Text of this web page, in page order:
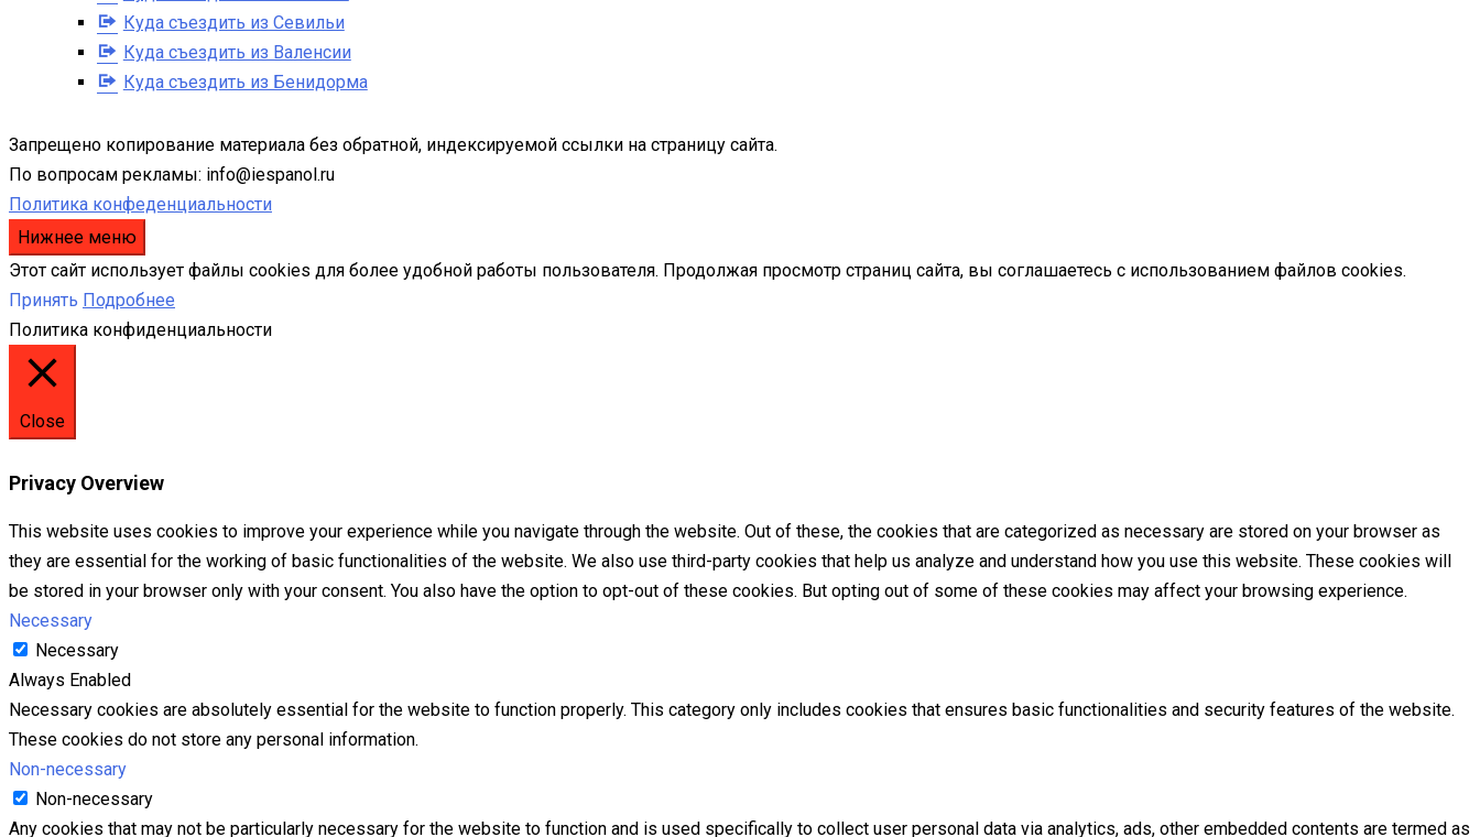
Куда съездить из Севильи
Куда съездить из Валенсии
Куда съездить из Бенидорма
Запрещено копирование материала без обратной, индексируемой ссылки на страницу сайта.
По вопросам рекламы: info@iespanol.ru
Политика конфеденциальности
Нижнее меню
Этот сайт использует файлы cookies для более удобной работы пользователя. Продолжая просмотр страниц сайта, вы соглашаетесь с использованием файлов cookies.
Принять Подробнее
Политика конфиденциальности
Close
Privacy Overview
This website uses cookies to improve your experience while you navigate through the website. Out of these, the cookies that are categorized as necessary are stored on your browser as
they are essential for the working of basic functionalities of the website. We also use third-party cookies that help us analyze and understand how you use this website. These cookies will
be stored in your browser only with your consent. You also have the option to opt-out of these cookies. But opting out of some of these cookies may affect your browsing experience.
Necessary
Necessary
Always Enabled
Necessary cookies are absolutely essential for the website to function properly. This category only includes cookies that ensures basic functionalities and security features of the website.
These cookies do not store any personal information.
Non-necessary
Non-necessary
Any cookies that may not be particularly necessary for the website to function and is used specifically to collect user personal data via analytics, ads, other embedded contents are termed as